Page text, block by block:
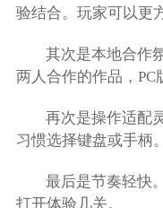
验结合。玩家可以更
其次是本地合作
两人合作的作品，PC
再次是操作适配
习惯选择键盘或手柄。
最后是节奏轻快
打开体验几关。